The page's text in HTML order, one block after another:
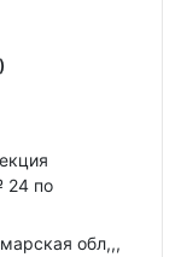
24 по
обл,,,